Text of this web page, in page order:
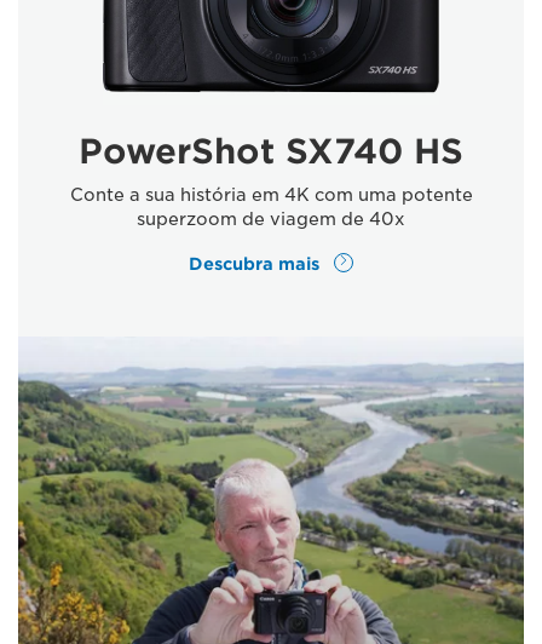
PowerShot SX740 HS
Conte a sua história em 4K com uma potente
superzoom de viagem de 40x
Descubra mais